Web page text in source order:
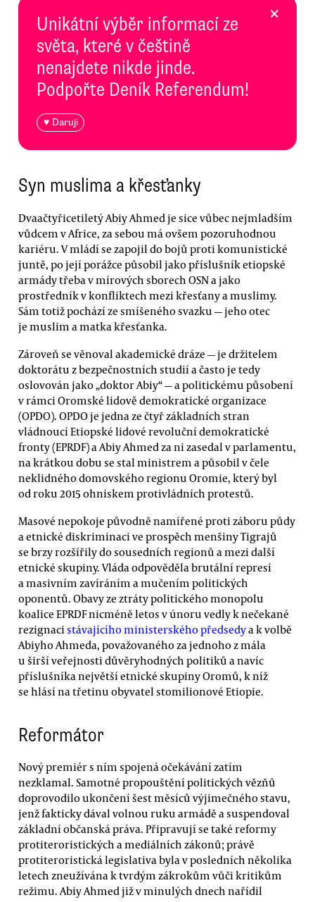
Unikátní výběr informací ze
světa, které v češtině
nenajdete nikde jinde.
Podpořte Deník Referendum!
♥ Daruji
×
Syn muslima a křesťanky
Dvaačtyřicetiletý Abiy Ahmed je sice vůbec nejmladším
vůdcem v Africe, za sebou má ovšem pozoruhodnou
kariéru. V mládí se zapojil do bojů proti komunistické
juntě, po její porážce působil jako příslušník etiopské
armády třeba v mírových sborech OSN a jako
prostředník v konfliktech mezi křesťany a muslimy.
Sám totiž pochází ze smíšeného svazku — jeho otec
je muslim a matka křesťanka.
Zároveň se věnoval akademické dráze — je držitelem
doktorátu z bezpečnostních studií a často je tedy
oslovován jako „doktor Abiy“ — a politickému působení
v rámci Oromské lidově demokratické organizace
(OPDO). OPDO je jedna ze čtyř základních stran
vládnoucí Etiopské lidové revoluční demokratické
fronty (EPRDF) a Abiy Ahmed za ni zasedal v parlamentu,
na krátkou dobu se stal ministrem a působil v čele
neklidného domovského regionu Oromie, který byl
od roku 2015 ohniskem protivládních protestů.
Masové nepokoje původně namířené proti záboru půdy
a etnické diskriminaci ve prospěch menšiny Tigrajů
se brzy rozšířily do sousedních regionů a mezi další
etnické skupiny. Vláda odpověděla brutální represí
a masivním zavíráním a mučením politických
oponentů. Obavy ze ztráty politického monopolu
koalice EPRDF nicméně letos v únoru vedly k nečekané
rezignacistávajícího ministerského předsedya k volbě
Abiyho Ahmeda, považovaného za jednoho z mála
u širší veřejnosti důvěryhodných politiků a navíc
příslušníka největší etnické skupiny Oromů, k níž
se hlásí na třetinu obyvatel stomilionové Etiopie.
Reformátor
Nový premiér s ním spojená očekávání zatím
nezklamal. Samotné propouštění politických vězňů
doprovodilo ukončení šest měsíců výjimečného stavu,
jenž fakticky dával volnou ruku armádě a suspendoval
základní občanská práva. Připravují se také reformy
protiteroristických a mediálních zákonů; právě
protiteroristická legislativa byla v posledních několika
letech zneužívána k tvrdým zákrokům vůči kritikům
režimu. Abiy Ahmed již v minulých dnech nařídil